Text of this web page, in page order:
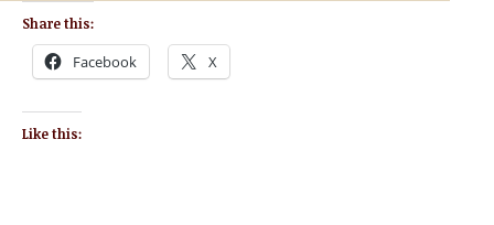
Share this:
Facebook X
Like this: